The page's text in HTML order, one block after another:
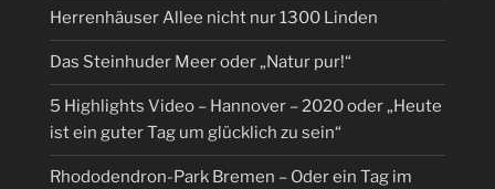
Herrenhäuser Allee nicht nur 1300 Linden
Das Steinhuder Meer oder „Natur pur!“
5 Highlights Video – Hannover – 2020 oder „Heute
ist ein guter Tag um glücklich zu sein“
Rhododendron-Park Bremen – Oder ein Tag im